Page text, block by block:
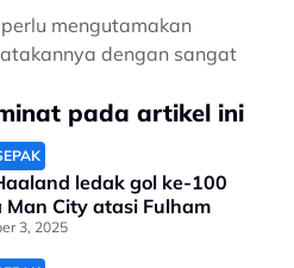
mengutamakan
dengan sangat
pada artikel ini
ledak gol ke-100
Man City atasi Fulham
3, 2025